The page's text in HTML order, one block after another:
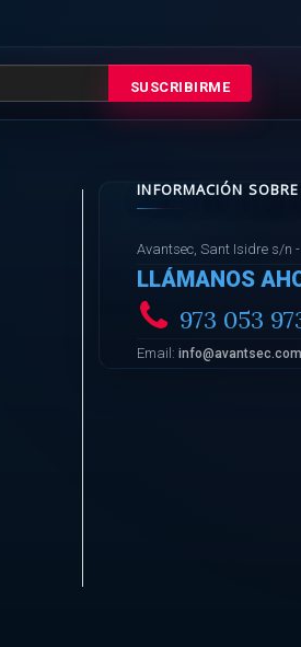
SUSCRIBIRME
INFORMACIÓN
Avantsec, Sant Isidre s/n
LLÁMANOS
973 053
Email:info@avantsec.com